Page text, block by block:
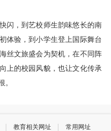
，到艺校师生韵味悠长的南
体验，到小学生登上国际舞台
丝文旅盛会为契机，在不同阵
上的校园风貌，也让文化传承
。
教育相关网址 常用网址